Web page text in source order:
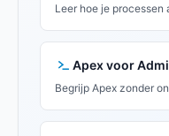
Leer hoe je
Apex voor
Begrijp Apex zonder